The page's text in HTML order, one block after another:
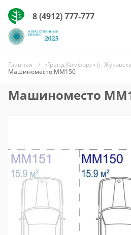
8 (4912) 777-777
Главная
«Гранд Комфорт» (г.
Машиноместо ММ150
Машиноместо